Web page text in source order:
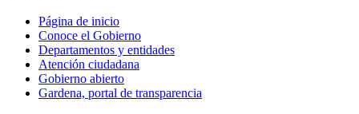
Página de inicio
Conoce el Gobierno
Departamentos y entidades
Atención ciudadana
Gobierno abierto
Gardena, portal de transparencia